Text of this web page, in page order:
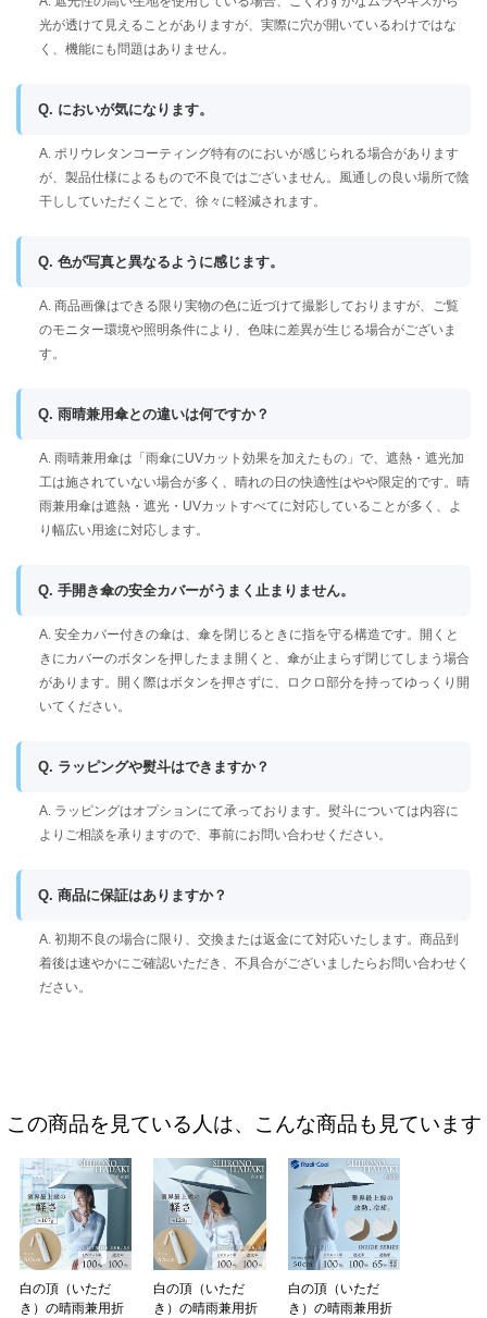
光が透けて見えることがありますが、実際に穴が開いているわけではな
く、機能にも問題はありません。
Q. においが気になります。
A. ポリウレタンコーティング特有のにおいが感じられる場合があります
が、製品仕様によるもので不良ではございません。風通しの良い場所で陰
干ししていただくことで、徐々に軽減されます。
Q. 色が写真と異なるように感じます。
A. 商品画像はできる限り実物の色に近づけて撮影しておりますが、ご覧
のモニター環境や照明条件により、色味に差異が生じる場合がございま
す。
Q. 雨晴兼用傘との違いは何ですか？
A. 雨晴兼用傘は「雨傘にUVカット効果を加えたもの」で、遮熱・遮光加
工は施されていない場合が多く、晴れの日の快適性はやや限定的です。晴
雨兼用傘は遮熱・遮光・UVカットすべてに対応していることが多く、よ
り幅広い用途に対応します。
Q. 手開き傘の安全カバーがうまく止まりません。
A. 安全カバー付きの傘は、傘を閉じるときに指を守る構造です。開くと
きにカバーのボタンを押したまま開くと、傘が止まらず閉じてしまう場合
があります。開く際はボタンを押さずに、ロクロ部分を持ってゆっくり開
いてください。
Q. ラッピングや熨斗はできますか？
A. ラッピングはオプションにて承っております。熨斗については内容に
よりご相談を承りますので、事前にお問い合わせください。
Q. 商品に保証はありますか？
A. 初期不良の場合に限り、交換または返金にて対応いたします。商品到
着後は速やかにご確認いただき、不具合がございましたらお問い合わせく
ださい。
この商品を見ている人は、こんな商品も見ています
白の頂（いただ
き）の晴雨兼用折
白の頂（いただ
き）の晴雨兼用折
白の頂（いただ
き）の晴雨兼用折